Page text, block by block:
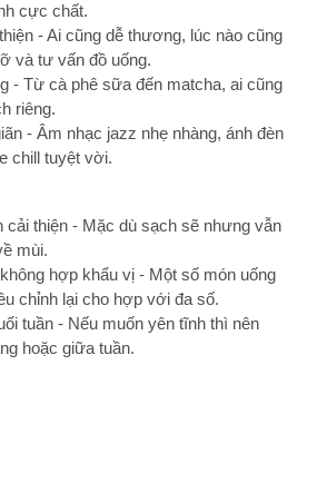
cực chất.
- Ai cũng dễ thương, lúc nào cũng
và tư vấn đồ uống.
- Từ cà phê sữa đến matcha, ai cũng
riêng.
- Âm nhạc jazz nhẹ nhàng, ánh đèn
chill tuyệt vời.
cải thiện - Mặc dù sạch sẽ nhưng vẫn
mùi.
hợp khẩu vị - Một số món uống
chỉnh lại cho hợp với đa số.
tuần - Nếu muốn yên tĩnh thì nên
hoặc giữa tuần.